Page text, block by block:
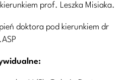
prof. Leszka Misiaka.
doktora pod kierunkiem dr